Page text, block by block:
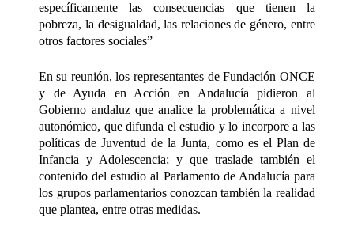
específicamente las consecuencias que tienen la
pobreza, la desigualdad, las relaciones de género, entre
otros factores sociales”
En su reunión, los representantes de Fundación ONCE
y de Ayuda en Acción en Andalucía pidieron al
Gobierno andaluz que analice la problemática a nivel
autonómico, que difunda el estudio y lo incorpore a las
políticas de Juventud de la Junta, como es el Plan de
Infancia y Adolescencia; y que traslade también el
contenido del estudio al Parlamento de Andalucía para
los grupos parlamentarios conozcan también la realidad
que plantea, entre otras medidas.